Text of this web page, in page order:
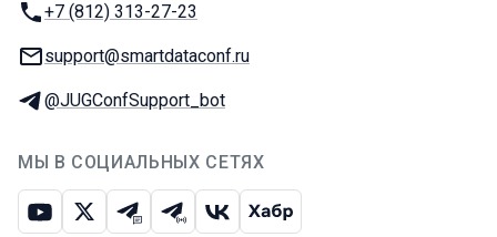
Телефон:
+7 (812) 313-27-23
E-mail:
support@smartdataconf.ru
Телеграм:
@JUGConfSupport_bot
МЫ В СОЦИАЛЬНЫХ СЕТЯХ
ЮтубИкс Телеграм-чат
Телеграм-канал
ВКонтакте
Хабр